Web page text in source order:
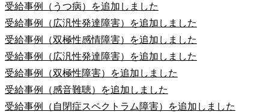
受給事例（うつ病）を追加しました
受給事例（広汎性発達障害）を追加しました
受給事例（双極性感情障害）を追加しました
受給事例（広汎性発達障害）を追加しました
受給事例（双極性障害）を追加しました
受給事例（感音難聴）を追加しました
受給事例（自閉症スペクトラム障害）を追加しました